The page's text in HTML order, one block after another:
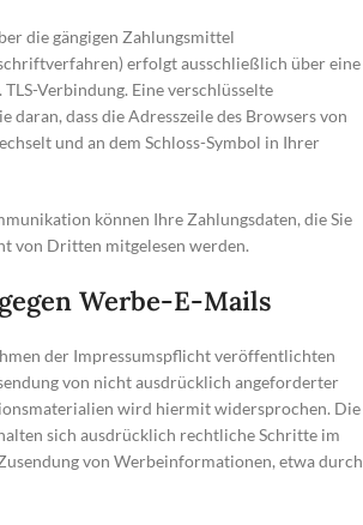
die gängigen Zahlungsmittel
erfolgt ausschließlich über eine
TLS-Verbindung. Eine verschlüsselte
daran, dass die Adresszeile des Browsers von
und an dem Schloss-Symbol in Ihrer
können Ihre Zahlungsdaten, die Sie
von Dritten mitgelesen werden.
Werbe-E-Mails
der Impressumspflicht veröffentlichten
von nicht ausdrücklich angeforderter
wird hiermit widersprochen. Die
sich ausdrücklich rechtliche Schritte im
von Werbeinformationen, etwa durch